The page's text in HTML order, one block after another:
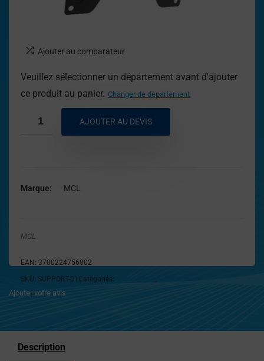
Ajouter au comparateur
Veuillez sélectionner un département avant d'ajouter
ce produit au panier. Changer de département
AJOUTER AU DEVIS
Marque MCL
MCL
EAN: 3700224756802
SKU: SUPPORT-01 Catégories: ,
Ajouter votre avis
Description